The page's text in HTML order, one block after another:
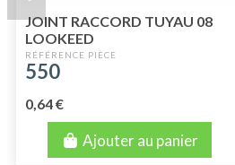
JOINT RACCORD TUYAU 08
LOOKEED
550
0,64 €
Ajouter au panier